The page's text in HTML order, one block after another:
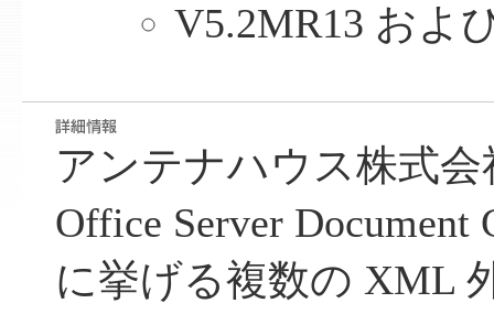
V5.2MR13 およ
アンテナハウス株式
Office Server Document
に挙げる複数の XML